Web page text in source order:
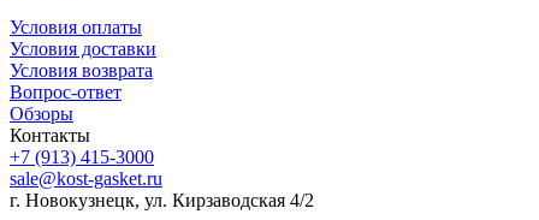
Условия оплаты
Условия доставки
Условия возврата
Вопрос-ответ
Обзоры
Контакты
+7 (913) 415-3000
sale@kost-gasket.ru
г. Новокузнецк, ул. Кирзаводская 4/2